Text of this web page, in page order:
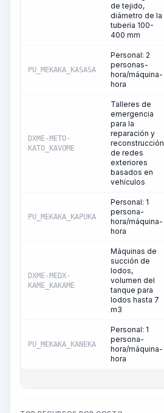
de tejido,
diámetro de la
tubería 100-
400 mm
PU_MEKAKA_KASASA
Personal: 2
personas-
hora/máquina-
hora
DXME-METO-
KATO_KAVOME
Talleres de
emergencia
para la
reparación y
reconstrucción
de redes
exteriores
basados en
vehículos
PU_MEKAKA_KAPUKA
Personal: 1
persona-
hora/máquina-
hora
DXME-MEDX-
KAME_KAKAME
Máquinas de
succión de
lodos,
volumen del
tanque para
lodos hasta 7
m3
PU_MEKAKA_KANEKA
Personal: 1
persona-
hora/máquina-
hora